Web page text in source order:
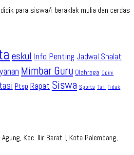
para siswa/i beraklak mulia dan cerdas
eskul Info Penting Jadwal Shalat
Mimbar Guru Olahraga Opini
Ptsp Rapat Siswa Sports Tari Tidak
Kec. Ilir Barat I, Kota Palembang,